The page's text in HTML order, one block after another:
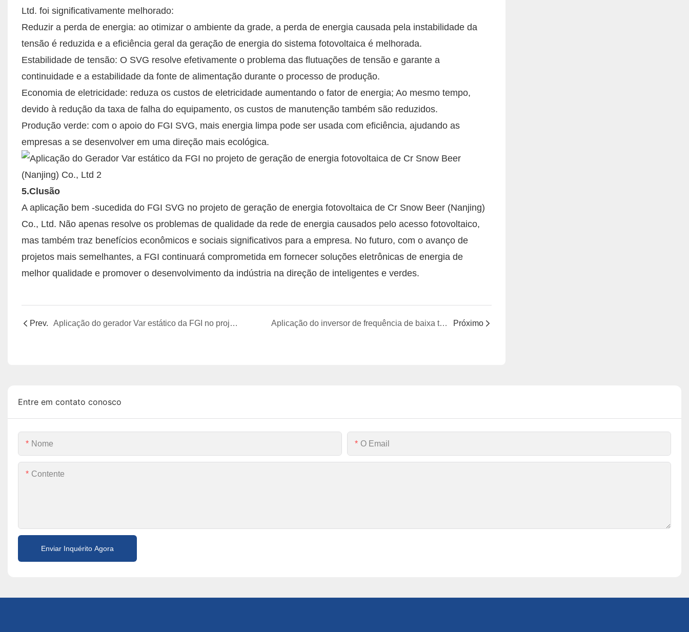
Ltd. foi significativamente melhorado:
Reduzir a perda de energia: ao otimizar o ambiente da grade, a perda de energia causada pela instabilidade da
tensão é reduzida e a eficiência geral da geração de energia do sistema fotovoltaica é melhorada.
Estabilidade de tensão: O SVG resolve efetivamente o problema das flutuações de tensão e garante a
continuidade e a estabilidade da fonte de alimentação durante o processo de produção.
Economia de eletricidade: reduza os custos de eletricidade aumentando o fator de energia; Ao mesmo tempo,
devido à redução da taxa de falha do equipamento, os custos de manutenção também são reduzidos.
Produção verde: com o apoio do FGI SVG, mais energia limpa pode ser usada com eficiência, ajudando as
empresas a se desenvolver em uma direção mais ecológica.
5.Clusão
A aplicação bem -sucedida do FGI SVG no projeto de geração de energia fotovoltaica de Cr Snow Beer (Nanjing)
Co., Ltd. Não apenas resolve os problemas de qualidade da rede de energia causados ​​pelo acesso fotovoltaico,
mas também traz benefícios econômicos e sociais significativos para a empresa. No futuro, com o avanço de
projetos mais semelhantes, a FGI continuará comprometida em fornecer soluções eletrônicas de energia de
melhor qualidade e promover o desenvolvimento da indústria na direção de inteligentes e verdes.
Prev. Aplicação do gerador Var estático da FGI no projeto fotovoltaico da quarta fase do pneu de cavalo continental em Hefei Aplicação do inversor de frequência de baixa tensão da série FGI FD200 no processo de rolagem de aço Próximo
Entre em contato conosco
Nome O Email
Contente
Enviar Inquérito Agora